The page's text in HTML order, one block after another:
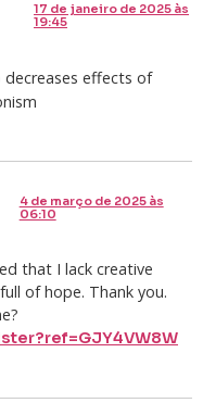
17 de janeiro de 2025 às
19:45
decreases effects of
4 de março de 2025 às
06:10
that I lack creative
of hope. Thank you.